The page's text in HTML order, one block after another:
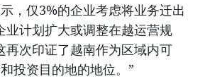
，仅3%的企业考虑将业务迁出
业计划扩大或调整在越运营规
再次印证了越南作为区域内可
投资目的地的地位。”